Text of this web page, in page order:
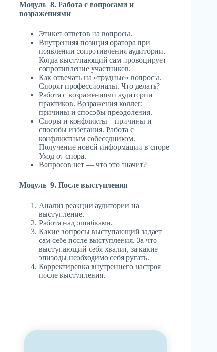
Модуль 8. Работа с вопросами и
возражениями
Этикет ответов на вопросы.
Внутренняя позиция оратора при
появлении сопротивления аудитории.
Когда выступающий сам провоцирует
сопротивление участников.
Как отвечать на «трудные» вопросы.
Спорят профессионалы. Что делать?
Работа с возражениями аудитории
практиков. Возражения коллег:
причины и способы преодоления.
Споры и конфликты – причины и
способы избегания. Работа с
конфликтным собеседником.
Получение новой информации в споре.
Уход от спора.
Вопросов нет — что это значит?
Модуль 9. После выступления
Анализ реакции аудитории на
выступление.
Работа над ошибками.
Какие вопросы выступающий задает
сам себе после выступления. За что
выступающий себя хвалит, за какие
эпизоды необходимо себя ругать.
Корректировка внутреннего настроя
после выступления.